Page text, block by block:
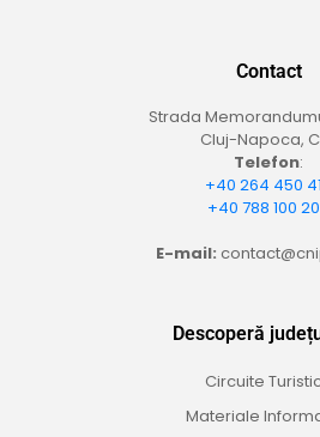
Contact
Strada
Cluj-Napoca,
Telefon:
+40 264 450
+40 788 100
E-mail:
Descoperă
Circuite
Materiale